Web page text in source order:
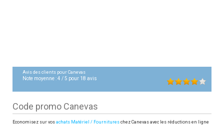
Avis des clients pour Canevas
Note moyenne :4 /5 pour 18 avis
Code promo Canevas
Economisez sur vos achats Matériel / Fournitures chez Canevas avec les réductions en ligne